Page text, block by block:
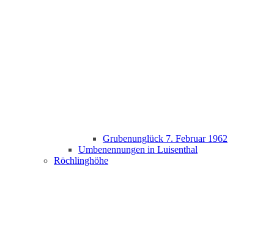
Grubenunglück 7. Februar 1962
Umbenennungen in Luisenthal
Röchlinghöhe